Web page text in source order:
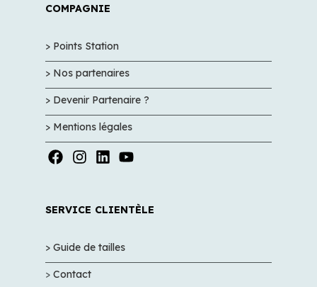
COMPAGNIE
> Points Station
> Nos partenaires
> Devenir Partenaire ?
> Mentions légales
SERVICE CLIENTÈLE
> Guide de tailles
> Contact